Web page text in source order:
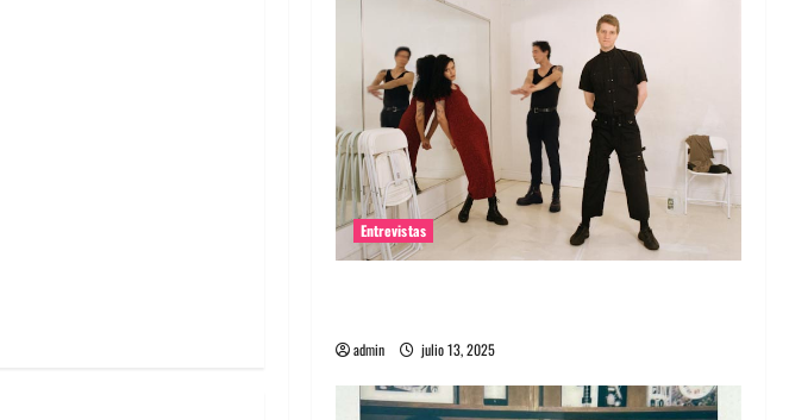
Entrevistas
admin julio 13, 2025